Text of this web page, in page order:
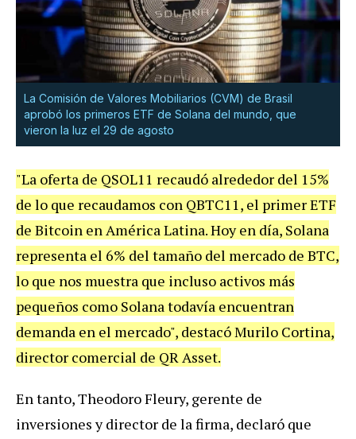
La Comisión de Valores Mobiliarios (CVM) de Brasil
aprobó los primeros ETF de Solana del mundo, que
vieron la luz el 29 de agosto
"La oferta de QSOL11 recaudó alrededor del 15%
de lo que recaudamos con QBTC11, el primer ETF
de Bitcoin en América Latina. Hoy en día, Solana
representa el 6% del tamaño del mercado de BTC,
lo que nos muestra que incluso activos más
pequeños como Solana todavía encuentran
demanda en el mercado", destacó Murilo Cortina,
director comercial de QR Asset.
En tanto, Theodoro Fleury, gerente de
inversiones y director de la firma, declaró que